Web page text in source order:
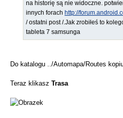
na historię są nie widoczne.
innych forach http://
/ ostatni post /.Jak zrobiłeś to
tableta 7 samsunga
Do katalogu ../Automapa/Routes
Teraz klikasz Trasa